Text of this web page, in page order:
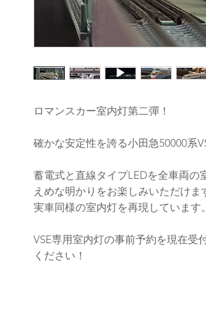
ロマンスカー室内灯第二彈！
確かな安定性を誇る小田急50000系
蓄電式と直線タイプLEDを全車両
えめな明かりをお楽しみいただけ
実車同様の室内灯を再現しています。
VSE専用室内灯の事前予約を現在受
ください！